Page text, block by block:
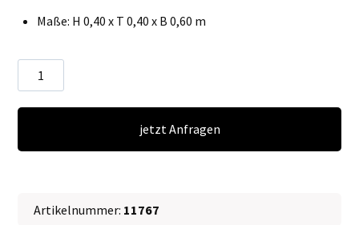
Maße: H 0,40 x T 0,40 x B 0,60 m
Geschenke
∗
Menge
jetzt Anfragen
Artikelnummer: 11767